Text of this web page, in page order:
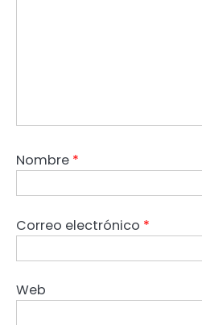
Nombre *
Correo electrónico *
Web